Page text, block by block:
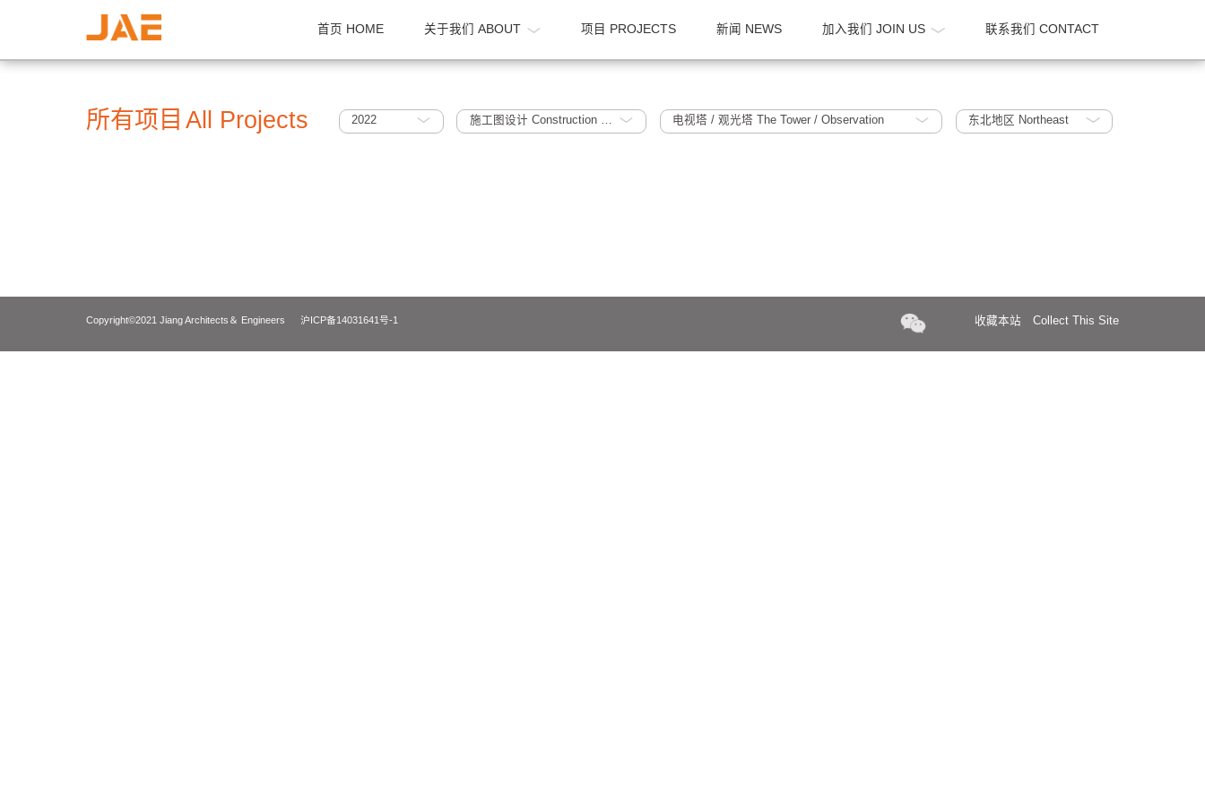
首页 HOME 关于我们 ABOUT 项目 PROJECTS 新闻 NEWS 加入我们 JOIN US 联系我们
所有项目All Projects 2022 施工图设计 Construction Document 电视塔 / 观光塔 The Tower / Observation 东北地区 Northeast
Copyright©2021 Jiang Architects＆ Engineers 沪ICP备14031641号-1